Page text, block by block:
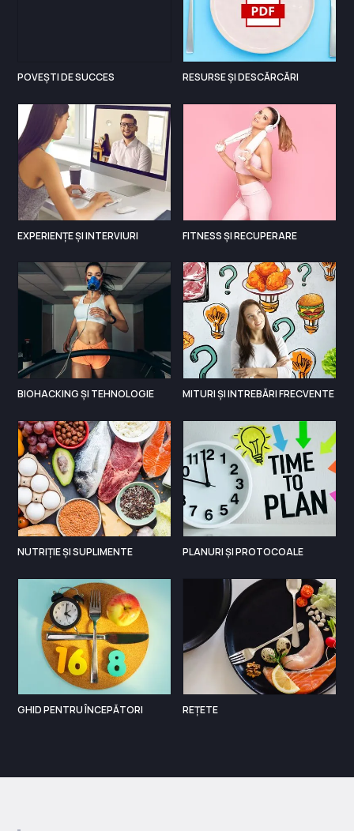
POVEȘTI DE SUCCES RESURSE ȘI DESCĂRCĂRI
EXPERIENȚE ȘI INTERVIURI FITNESS ȘI RECUPERARE
BIOHACKING ȘI TEHNOLOGIE MITURI ȘI INTREBĂRI FRECVENTE
NUTRIȚIE ȘI SUPLIMENTE PLANURI ȘI PROTOCOALE
GHID PENTRU ÎNCEPĂTORI REȚETE